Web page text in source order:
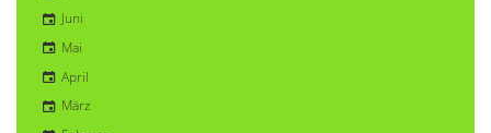
Juni
Mai
April
März